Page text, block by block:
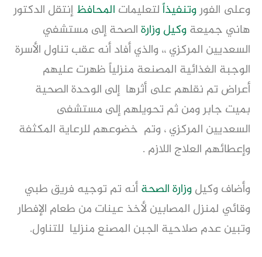
وعلى الفوروتنفيذاً لتعليمات المحافظإنتقل الدكتور
هاني جميعةوكيلوزارةالصحة إلى مستشفي
السعديين المركزي ،، والذي أفاد أنه عقب تناول الأسرة
الوجبة الغذائية المصنعة منزلياً ظهرت عليهم
أعراض تم نقلهم على أثرها إلى الوحدة الصحية
بميت جابر ومن ثم تحويلهم إلى مستشفى
السعديين المركزي ، وتم خضوعهم للرعاية المكثفة
وإعطائهم العلاج اللازم .
وأضاف وكيلوزارة الصحةأنه تم توجيه فريق طبي
وقائي لمنزل المصابين لأخذ عينات من طعام الإفطار
وتبين عدم صلاحية الجبن المصنع منزليا للتناول.